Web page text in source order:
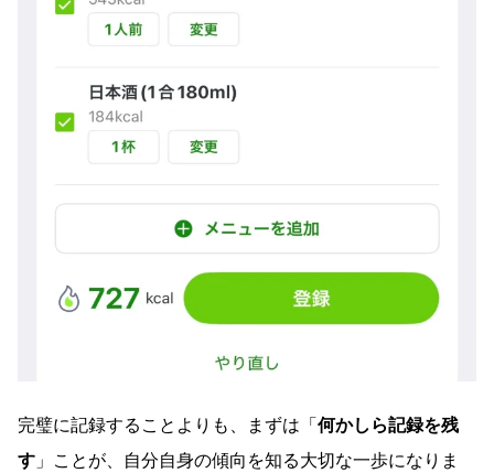
完璧に記録することよりも、まずは「 何かしら記録を残
す 」ことが、自分自身の傾向を知る大切な一歩になりま